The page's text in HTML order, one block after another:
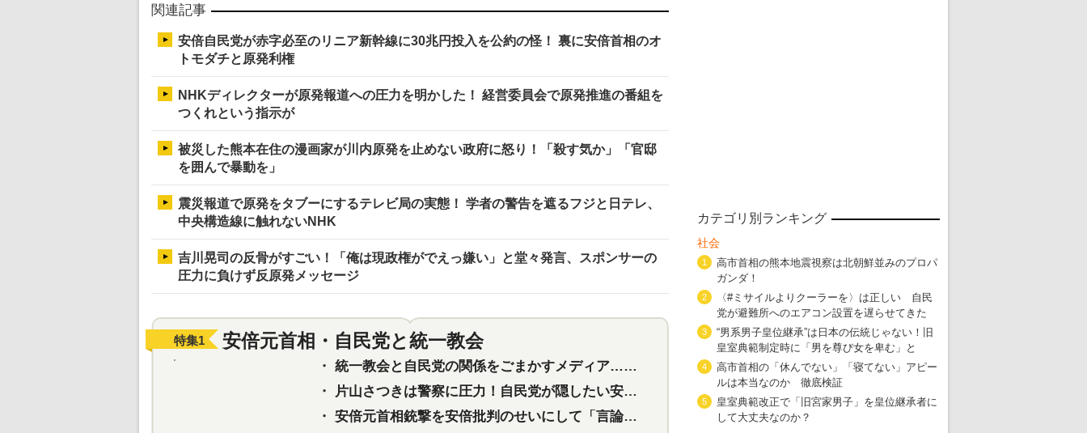
関連記事
安倍自民党が赤字必至のリニア新幹線に30兆円投入を公約の怪！ 裏に安倍首相のオ
トモダチと原発利権
NHKディレクターが原発報道への圧力を明かした！ 経営委員会で原発推進の番組を
つくれという指示が
被災した熊本在住の漫画家が川内原発を止めない政府に怒り！「殺す気か」「官邸
を囲んで暴動を」
震災報道で原発をタブーにするテレビ局の実態！ 学者の警告を遮るフジと日テレ、
中央構造線に触れないNHK
吉川晃司の反骨がすごい！「俺は現政権がでえっ嫌い」と堂々発言、スポンサーの
圧力に負けず反原発メッセージ
特集1 安倍元首相・自民党と統一教会
・ 統一教会と自民党の関係をごまかすメディア…民放は有田芳生に発言自粛を要求
・
片山さつきは警察に圧力！自民党が隠したい安倍元首相と統一教会の深い関係
・ 安倍元首相銃撃を安倍批判のせいにして「言論封殺」に利用する自民党応援団
特集 東京五輪強行開催特別企画 大ウソだら
・
五輪入場行進にすぎやまこういちの曲、杉田水脈の
・
カテゴリ別ランキング
社会
1
高市首相の熊本地震視察は北朝鮮並みのプロパ
ガンダ！
2
〈#ミサイルよりクーラーを〉は正しい 自民
党が避難所へのエアコン設置を遅らせてきた
3
“男系男子皇位継承”は日本の伝統じゃない！旧
皇室典範制定時に「男を尊び女を卑む」と
4
高市首相の「休んでない」「寝てない」アピー
ルは本当なのか 徹底検証
5
皇室典範改正で「旧宮家男子」を皇位継承者に
して大丈夫なのか？